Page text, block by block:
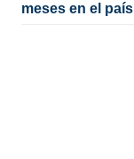
meses en el país